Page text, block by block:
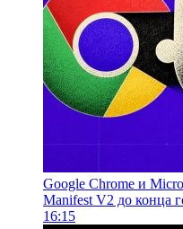
Google Chrome и
Manifest V2 до конца
16:15